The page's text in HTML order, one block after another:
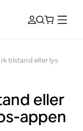
tilstand eller lys
eller
appen